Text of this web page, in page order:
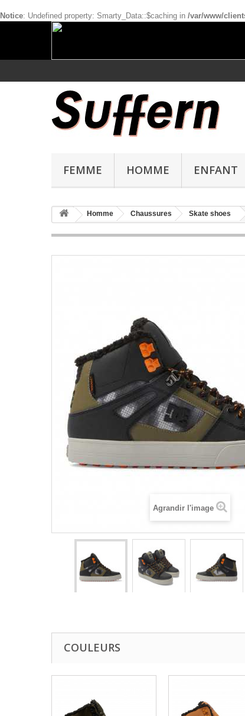
Notice: Undefined property: Smarty_Data::$caching in /var/www/
FEMME HOMME ENFANT
Homme Chaussures Skate shoes
Agrandir l'image
COULEURS